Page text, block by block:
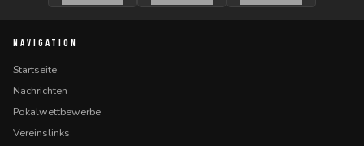
NAVIGATION
Startseite
Nachrichten
Pokalwettbewerbe
Vereinslinks